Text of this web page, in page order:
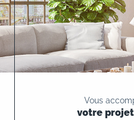
Vous
votre